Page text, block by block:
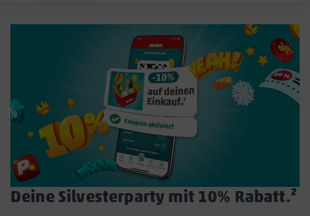
Deine Silvesterparty mit 10% Rabatt.²